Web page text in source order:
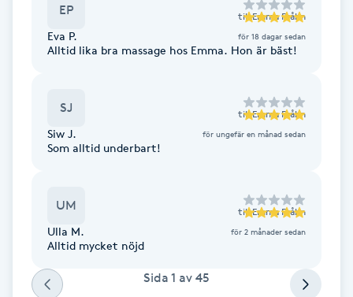
Enzympeeling
Extensions
Eyeliner-tatuering
Face framing
Faceliftmassage
Fet hårbotten
EP till Emma Fråhn
Eva P. för 18 dagar sedan
Alltid lika bra massage hos Emma. Hon är bäst!
SJ till Emma Fråhn
Siw J. för ungefär en månad sedan
Som alltid underbart!
UM till Emma Fråhn
Ulla M. för 2 månader sedan
Alltid mycket nöjd
Sida 1 av 45